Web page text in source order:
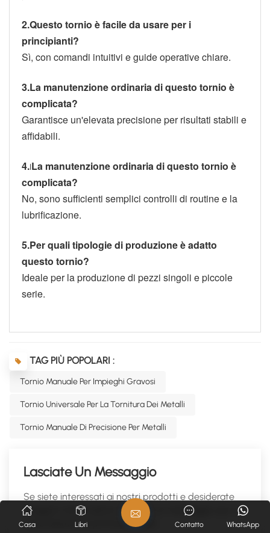
2.Questo tornio è facile da usare per i
principianti?
Sì, con comandi intuitivi e guide operative chiare.
3.La manutenzione ordinaria di questo tornio è
complicata?
Garantisce un'elevata precisione per risultati stabili e
affidabili.
4.ILa manutenzione ordinaria di questo tornio è
complicata?
No, sono sufficienti semplici controlli di routine e la
lubrificazione.
5.Per quali tipologie di produzione è adatto
questo tornio?
Ideale per la produzione di pezzi singoli e piccole
serie.
TAG PIÙ POPOLARI :
Tornio Manuale Per Impieghi Gravosi
Tornio Universale Per La Tornitura Dei Metalli
Tornio Manuale Di Precisione Per Metalli
Lasciate Un Messaggio
Se siete interessati ai nostri prodotti e desiderate
maggiori informazioni, lasciate un messaggio qui; vi
risponderemo il prima possibile.
Casa Libri WhatsApp
Contatto